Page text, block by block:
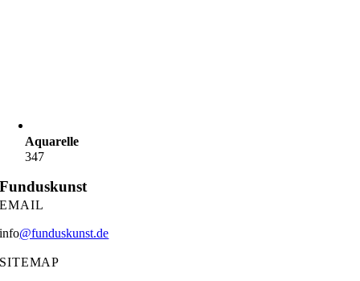
Aquarelle
347
Funduskunst
EMAIL
info@funduskunst.de
SITEMAP